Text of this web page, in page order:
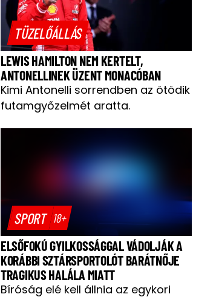
TÜZELŐÁLLÁS
LEWIS HAMILTON NEM KERTELT,
ANTONELLINEK ÜZENT MONACÓBAN
Kimi Antonelli sorrendben az ötödik
futamgyőzelmét aratta.
SPORT 18+
ELSŐFOKÚ GYILKOSSÁGGAL VÁDOLJÁK A
KORÁBBI SZTÁRSPORTOLÓT BARÁTNŐJE
TRAGIKUS HALÁLA MIATT
Bíróság elé kell állnia az egykori